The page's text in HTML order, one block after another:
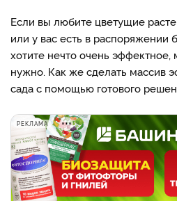
Если вы любите цветущие
или у вас есть в
хотите нечто очень эффектное,
нужно. Как же сделать массив
сада с помощью готового
РЕКЛАМА